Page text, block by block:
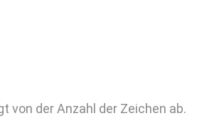
von der Anzahl der Zeichen ab.